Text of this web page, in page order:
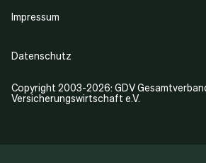
Copyright 2003-2026: GDV
Versicherungswirtschaft e.V.
Impressum
Datenschutz